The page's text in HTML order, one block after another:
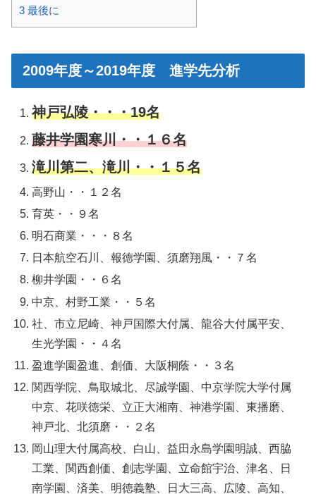
3 最後に
2009年度～2019年度 進学先分析
神戸弘陵・・・19名
藤井学園寒川・・１６名
滝川第二、滝川・・１５名
高野山・・１２名
育英 ・・９名
明石商業・・・８名
日本航空石川、報徳学園、須磨翔風・・７名
柳井学園 ・・６名
中京、村野工業・・５名
社、市立尼崎、神戸国際大付属、龍谷大付属平安、
生光学園・・４名
盈進学園盈進、創価、大阪桐蔭・・３名
関西学院、鳥取城北、尽誠学園、中京学院大学付属
中京、花咲徳栄、立正大湘南、神港学園、東播磨、
神戸北、北須磨・・２名
岡山理大付属高校、白山、益田永島学園明誠、西脇
工業、関西創価、創志学園、立命館宇治、津名、日
南学園、済美、明徳義塾、日大三高、広陵、高知、